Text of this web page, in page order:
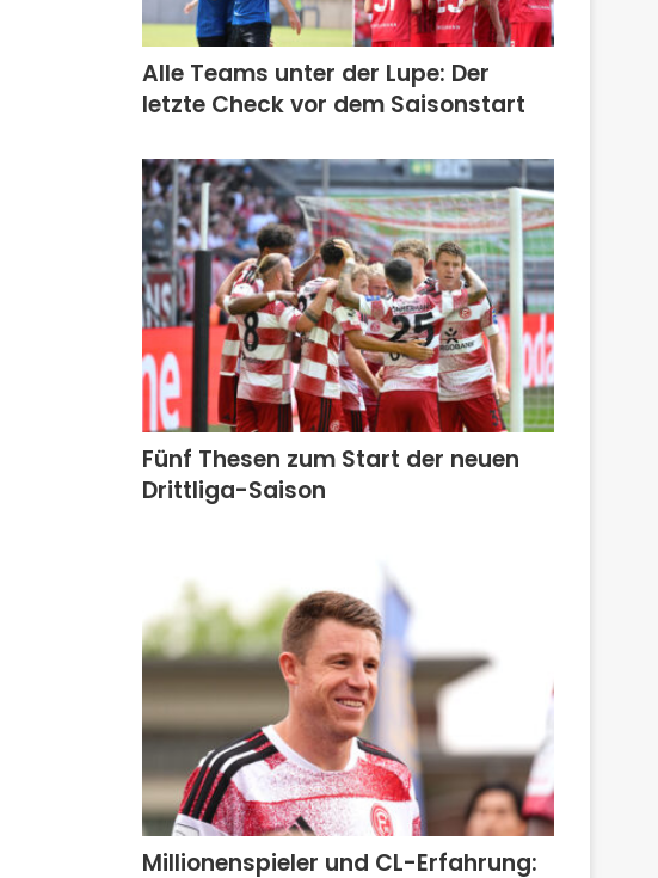
Alle Teams unter der Lupe: Der
letzte Check vor dem Saisonstart
Fünf Thesen zum Start der neuen
Drittliga-Saison
Millionenspieler und CL-Erfahrung: